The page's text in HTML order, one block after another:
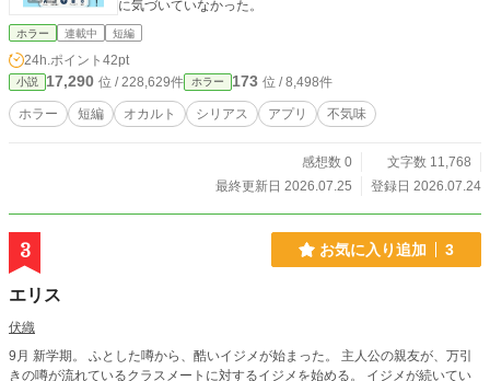
に気づいていなかった。
ホラー 連載中 短編
24h.ポイント 42pt
小説 17,290 位 / 228,629件 ホラー 173 位 / 8,498件
ホラー 短編 オカルト シリアス アプリ 不気味
感想数 0
文字数 11,768
最終更新日 2026.07.25
登録日 2026.07.24
3 お気に入り追加 3
エリス
伏織
9月 新学期。 ふとした噂から、酷いイジメが始まった。 主人公の親友が、万引
きの噂が流れているクラスメートに対するイジメを始める。 イジメが続いてい